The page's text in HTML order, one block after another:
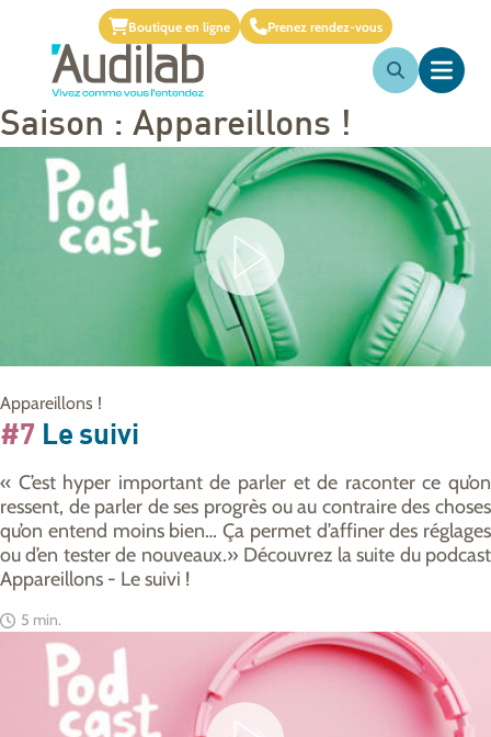
Boutique en ligne Prenez rendez-vous
Saison : Appareillons !
Appareillons !
#7 Le suivi
« C’est hyper important de parler et de raconter ce qu’on
ressent, de parler de ses progrès ou au contraire des choses
qu’on entend moins bien… Ça permet d’affiner des réglages
ou d’en tester de nouveaux.» Découvrez la suite du podcast
Appareillons - Le suivi !
5 min.